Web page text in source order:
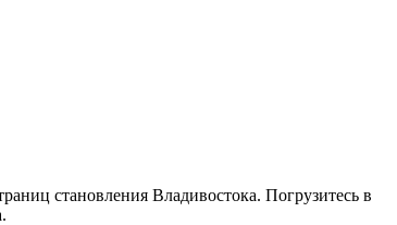
становления Владивостока. Погрузитесь в